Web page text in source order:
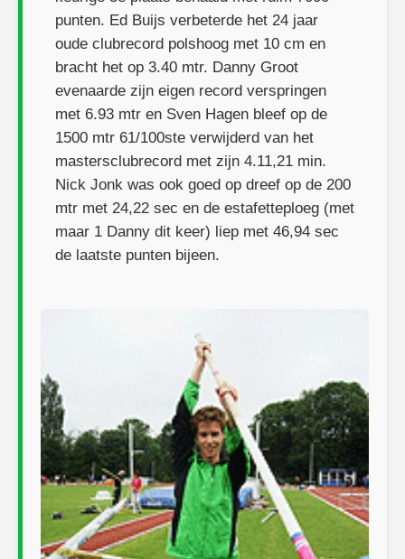
punten. Ed Buijs verbeterde het 24 jaar
oude clubrecord polshoog met 10 cm en
bracht het op 3.40 mtr. Danny Groot
evenaarde zijn eigen record verspringen
met 6.93 mtr en Sven Hagen bleef op de
1500 mtr 61/100ste verwijderd van het
mastersclubrecord met zijn 4.11,21 min.
Nick Jonk was ook goed op dreef op de 200
mtr met 24,22 sec en de estafetteploeg (met
maar 1 Danny dit keer) liep met 46,94 sec
de laatste punten bijeen.